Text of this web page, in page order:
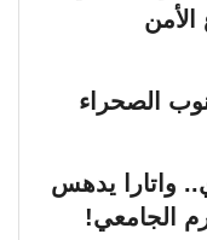
الصحراء
واتارا يدهس
الجامعي!